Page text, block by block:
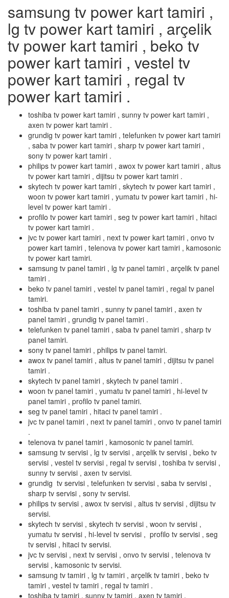
samsung tv power kart tamiri ,
lg tv power kart tamiri , arçelik
tv power kart tamiri , beko tv
power kart tamiri , vestel tv
power kart tamiri , regal tv
power kart tamiri .
toshiba tv power kart tamiri , sunny tv power kart tamiri ,
axen tv power kart tamiri .
grundig tv power kart tamiri , telefunken tv power kart tamiri
, saba tv power kart tamiri , sharp tv power kart tamiri ,
sony tv power kart tamiri .
philips tv power kart tamiri , awox tv power kart tamiri , altus
tv power kart tamiri , dijitsu tv power kart tamiri .
skytech tv power kart tamiri , skytech tv power kart tamiri ,
woon tv power kart tamiri , yumatu tv power kart tamiri , hi-
level tv power kart tamiri .
profilo tv power kart tamiri , seg tv power kart tamiri , hitaci
tv power kart tamiri .
jvc tv power kart tamiri , next tv power kart tamiri , onvo tv
power kart tamiri , telenova tv power kart tamiri , kamosonic
tv power kart tamiri.
samsung tv panel tamiri , lg tv panel tamiri , arçelik tv panel
tamiri .
beko tv panel tamiri , vestel tv panel tamiri , regal tv panel
tamiri.
toshiba tv panel tamiri , sunny tv panel tamiri , axen tv
panel tamiri , grundig tv panel tamiri .
telefunken tv panel tamiri , saba tv panel tamiri , sharp tv
panel tamiri.
sony tv panel tamiri , philips tv panel tamiri.
awox tv panel tamiri , altus tv panel tamiri , dijitsu tv panel
tamiri .
skytech tv panel tamiri , skytech tv panel tamiri .
woon tv panel tamiri , yumatu tv panel tamiri , hi-level tv
panel tamiri , profilo tv panel tamiri.
seg tv panel tamiri , hitaci tv panel tamiri .
jvc tv panel tamiri , next tv panel tamiri , onvo tv panel tamiri
.
telenova tv panel tamiri , kamosonic tv panel tamiri.
samsung tv servisi , lg tv servisi , arçelik tv servisi , beko tv
servisi , vestel tv servisi , regal tv servisi , toshiba tv servisi ,
sunny tv servisi , axen tv servisi.
grundig tv servisi , telefunken tv servisi , saba tv servisi ,
sharp tv servisi , sony tv servisi.
philips tv servisi , awox tv servisi , altus tv servisi , dijitsu tv
servisi.
skytech tv servisi , skytech tv servisi , woon tv servisi ,
yumatu tv servisi , hi-level tv servisi , profilo tv servisi , seg
tv servisi , hitaci tv servisi.
jvc tv servisi , next tv servisi , onvo tv servisi , telenova tv
servisi , kamosonic tv servisi.
samsung tv tamiri , lg tv tamiri , arçelik tv tamiri , beko tv
tamiri , vestel tv tamiri , regal tv tamiri .
toshiba tv tamiri , sunny tv tamiri , axen tv tamiri .